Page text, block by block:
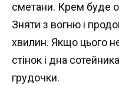
сметани. Крем буде
Зняти з вогню і
хвилин. Якщо цього
стінок і дна
грудочки.